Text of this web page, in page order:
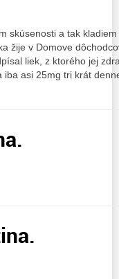
skúsenosti a tak
žije v Domove
liek, z ktorého jej
iba asi 25mg tri krát